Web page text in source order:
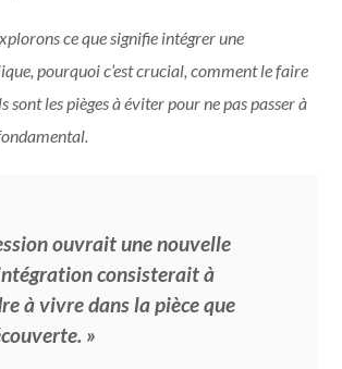
ce que signifie intégrer une
pourquoi c’est crucial, comment le faire
sont les pièges à éviter pour ne pas passer à
ouvrait une nouvelle
consisterait à
à vivre dans la pièce que
»